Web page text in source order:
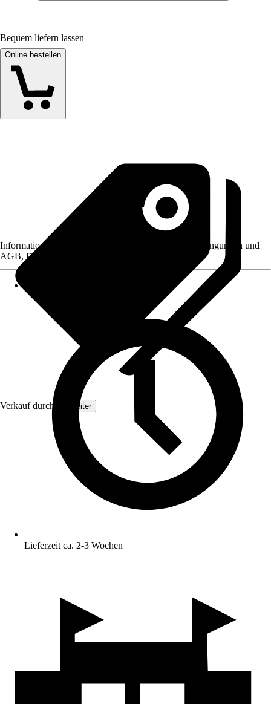
Bequem liefern lassen
Online bestellen
Verkauf durch: Topleiter
Informationen des Verkäufers, wie z. B. Rückgabebedingungen und
AGB, finden Sie bei Klick auf den Verkäufernamen.
Lieferzeit ca. 2-3 Wochen